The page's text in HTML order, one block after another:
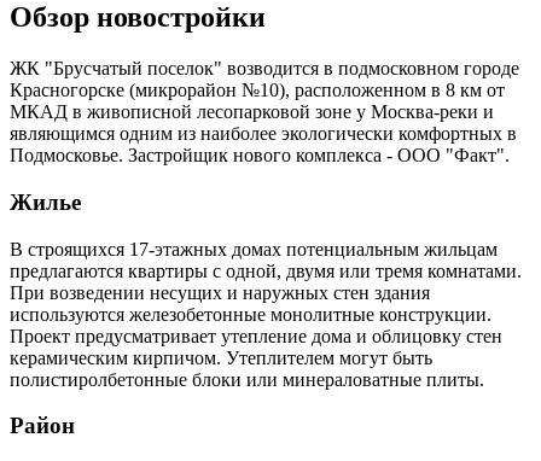
Обзор новостройки
ЖК "Брусчатый поселок" возводится в подмосковном городе
Красногорске (микрорайон №10), расположенном в 8 км от
МКАД в живописной лесопарковой зоне у Москва-реки и
являющимся одним из наиболее экологически комфортных в
Подмосковье. Застройщик нового комплекса - ООО "Факт".
Жилье
В строящихся 17-этажных домах потенциальным жильцам
предлагаются квартиры с одной, двумя или тремя комнатами.
При возведении несущих и наружных стен здания
используются железобетонные монолитные конструкции.
Проект предусматривает утепление дома и облицовку стен
керамическим кирпичом. Утеплителем могут быть
полистиролбетонные блоки или минераловатные плиты.
Район